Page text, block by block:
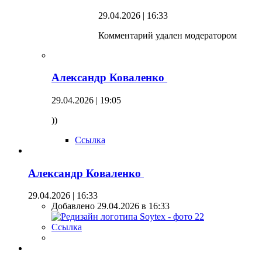
29.04.2026 | 16:33
Комментарий удален модератором
Александр Коваленко
29.04.2026 | 19:05
))
Ссылка
Александр Коваленко
29.04.2026 | 16:33
Добавлено 29.04.2026 в 16:33
Ссылка